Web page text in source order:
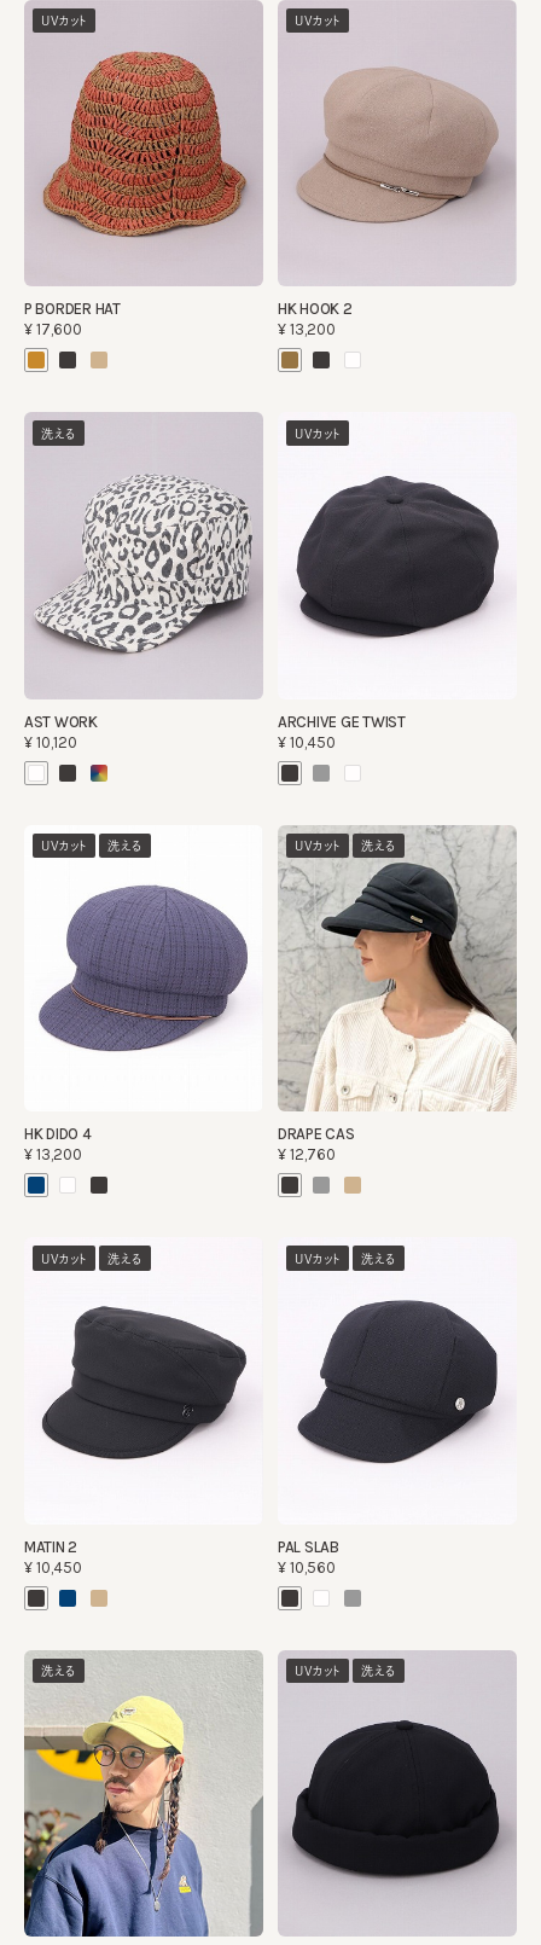
UVカット
P BORDER HAT
¥17,600
UVカット
HK HOOK 2
¥13,200
洗える
AST WORK
¥10,120
UVカット
ARCHIVE GE TWIST
¥10,450
UVカット 洗える
HK DIDO 4
¥13,200
UVカット 洗える
DRAPE CAS
¥12,760
UVカット 洗える
MATIN 2
¥10,450
UVカット 洗える
PAL SLAB
¥10,560
洗える UVカット 洗える